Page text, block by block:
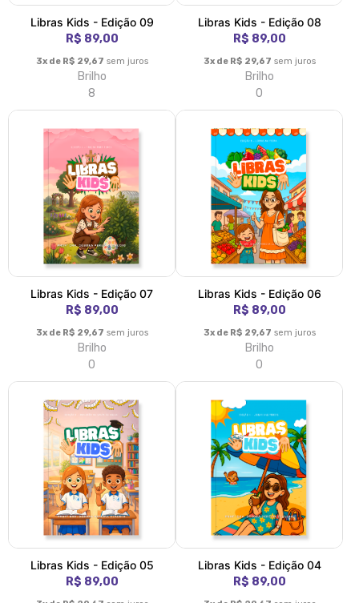
Libras Kids - Edição 09
R$ 89,00
3x de R$ 29,67 sem juros
Brilho
8
Libras Kids - Edição 08
R$ 89,00
3x de R$ 29,67 sem juros
Brilho
0
Libras Kids - Edição 07
R$ 89,00
3x de R$ 29,67 sem juros
Brilho
0
Libras Kids - Edição 06
R$ 89,00
3x de R$ 29,67 sem juros
Brilho
0
Libras Kids - Edição 05
R$ 89,00
Libras Kids - Edição 04
R$ 89,00